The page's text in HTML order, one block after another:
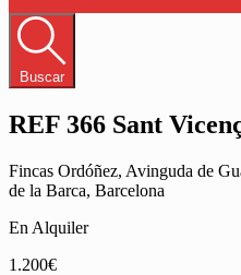
Buscar
REF 366 Sant
Fincas Ordóñez, Avinguda de
de la Barca, Barcelona
En Alquiler
1.200€